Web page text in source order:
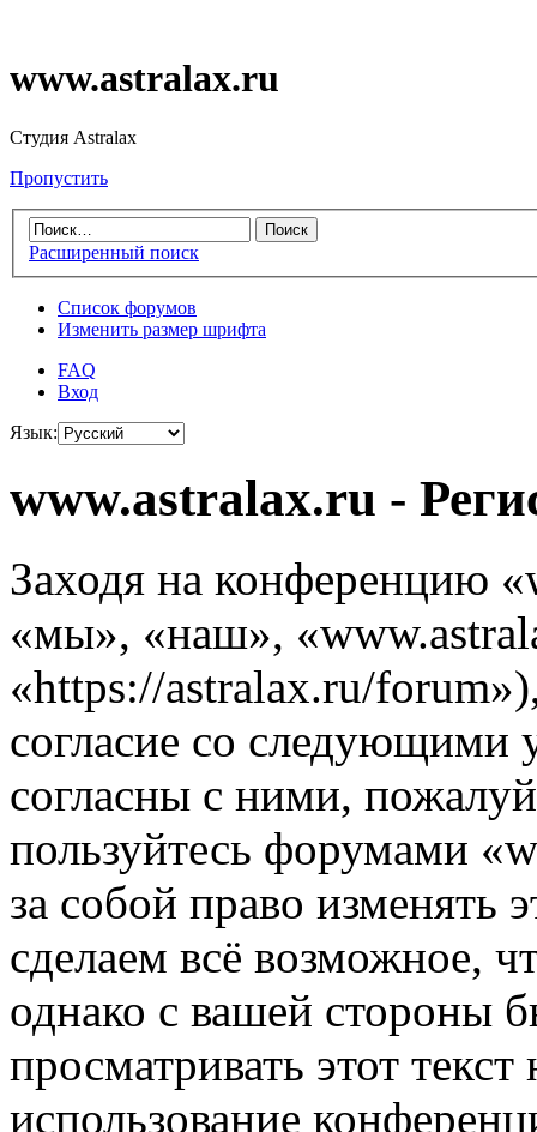
www.astralax.ru
Студия Astralax
Пропустить
Расширенный поиск
Список форумов
Изменить размер шрифта
FAQ
Вход
Язык:
www.astralax.ru -
Заходя на конференцию
«мы», «наш»,
«https://astralax.ru/
согласие со следующими
согласны с ними,
пользуйтесь форумами
за собой право изменять
сделаем всё возможное,
однако с вашей стороны
просматривать этот
использование